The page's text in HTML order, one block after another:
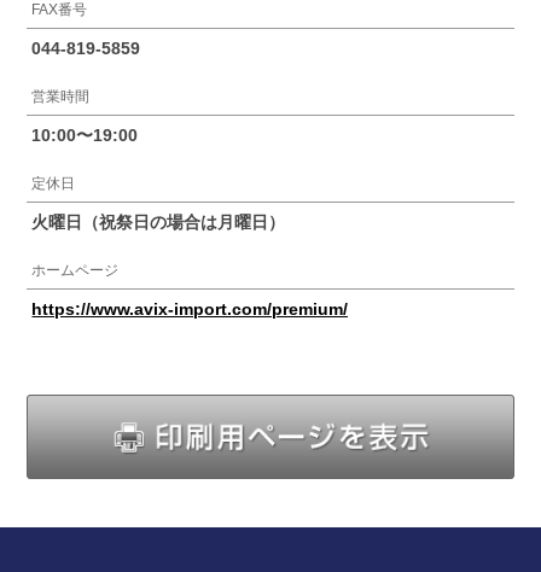
FAX番号
044-819-5859
営業時間
10:00〜19:00
定休日
火曜日（祝祭日の場合は月曜日）
ホームページ
https://www.avix-import.com/premium/